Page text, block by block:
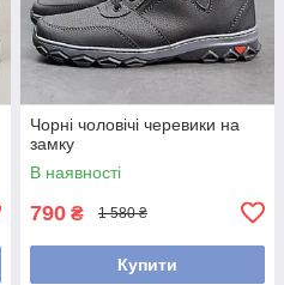
Чорні чоловічі черевики на
замку
В наявності
790 ₴ 1 580 ₴
Купити